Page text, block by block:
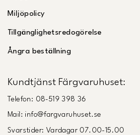
Miljöpolicy
Tillgänglighetsredogörelse
Ångra beställning
Kundtjänst Färgvaruhuset:
Telefon: 08-519 398 36
Mail: info@fargvaruhuset.se
Svarstider: Vardagar 07.00-15.00